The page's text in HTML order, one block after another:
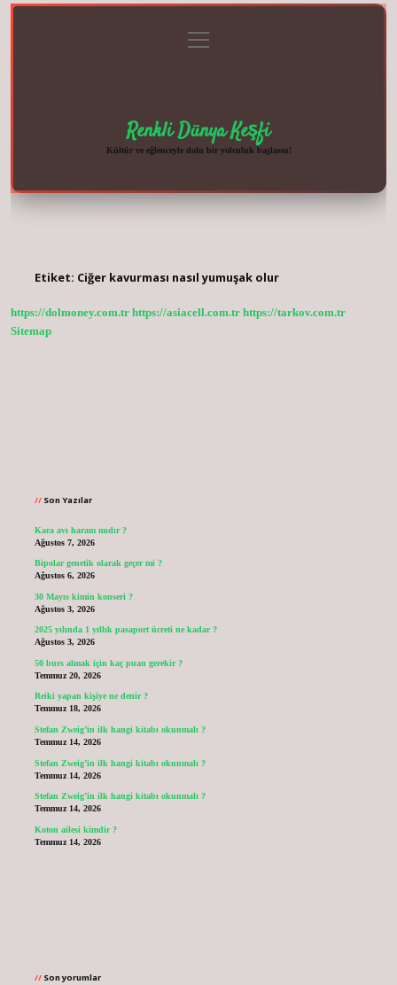
menüyü
aç
Renkli Dünya Keşfi
Kültür ve eğlenceyle dolu bir yolculuk başlasın!
Etiket: Ciğer kavurması nasıl yumuşak olur
https://dolmoney.com.tr https://asiacell.com.tr https://tarkov.com.tr
Sitemap
Son Yazılar
Kara avı haram mıdır ?
Ağustos 7, 2026
Bipolar genetik olarak geçer mi ?
Ağustos 6, 2026
30 Mayıs kimin konseri ?
Ağustos 3, 2026
2025 yılında 1 yıllık pasaport ücreti ne kadar ?
Ağustos 3, 2026
50 burs almak için kaç puan gerekir ?
Temmuz 20, 2026
Reiki yapan kişiye ne denir ?
Temmuz 18, 2026
Stefan Zweig’in ilk hangi kitabı okunmalı ?
Temmuz 14, 2026
Stefan Zweig’in ilk hangi kitabı okunmalı ?
Temmuz 14, 2026
Stefan Zweig’in ilk hangi kitabı okunmalı ?
Temmuz 14, 2026
Koton ailesi kimdir ?
Temmuz 14, 2026
Son yorumlar